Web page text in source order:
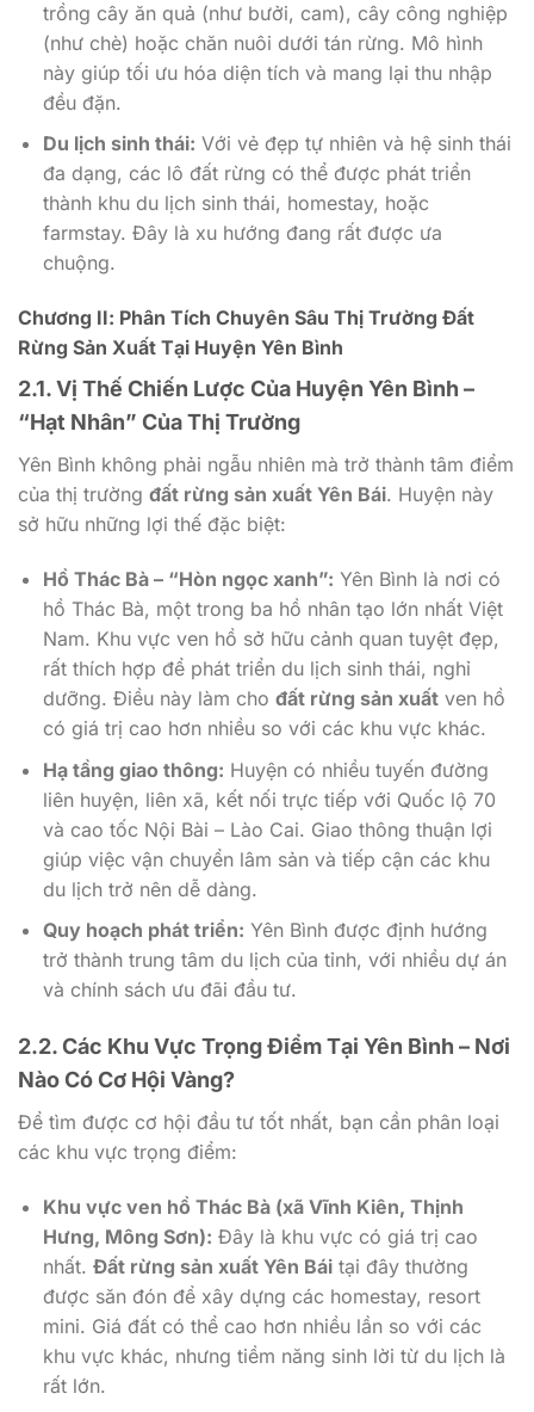
trồng cây ăn quả (như bưởi, cam), cây công nghiệp
(như chè) hoặc chăn nuôi dưới tán rừng. Mô hình
này giúp tối ưu hóa diện tích và mang lại thu nhập
đều đặn.
Du lịch sinh thái: Với vẻ đẹp tự nhiên và hệ sinh thái
đa dạng, các lô đất rừng có thể được phát triển
thành khu du lịch sinh thái, homestay, hoặc
farmstay. Đây là xu hướng đang rất được ưa
chuộng.
Chương II: Phân Tích Chuyên Sâu Thị Trường Đất
Rừng Sản Xuất Tại Huyện Yên Bình
2.1. Vị Thế Chiến Lược Của Huyện Yên Bình –
“Hạt Nhân” Của Thị Trường
Yên Bình không phải ngẫu nhiên mà trở thành tâm điểm
của thị trường đất rừng sản xuất Yên Bái. Huyện này
sở hữu những lợi thế đặc biệt:
Hồ Thác Bà – “Hòn ngọc xanh”: Yên Bình là nơi có
hồ Thác Bà, một trong ba hồ nhân tạo lớn nhất Việt
Nam. Khu vực ven hồ sở hữu cảnh quan tuyệt đẹp,
rất thích hợp để phát triển du lịch sinh thái, nghỉ
dưỡng. Điều này làm cho đất rừng sản xuấtven hồ
có giá trị cao hơn nhiều so với các khu vực khác.
Hạ tầng giao thông: Huyện có nhiều tuyến đường
liên huyện, liên xã, kết nối trực tiếp với Quốc lộ 70
và cao tốc Nội Bài – Lào Cai. Giao thông thuận lợi
giúp việc vận chuyển lâm sản và tiếp cận các khu
du lịch trở nên dễ dàng.
Quy hoạch phát triển: Yên Bình được định hướng
trở thành trung tâm du lịch của tỉnh, với nhiều dự án
và chính sách ưu đãi đầu tư.
2.2. Các Khu Vực Trọng Điểm Tại Yên Bình – Nơi
Nào Có Cơ Hội Vàng?
Để tìm được cơ hội đầu tư tốt nhất, bạn cần phân loại
các khu vực trọng điểm:
Khu vực ven hồ Thác Bà (xã Vĩnh Kiên, Thịnh
Hưng, Mông Sơn): Đây là khu vực có giá trị cao
nhất. Đất rừng sản xuất Yên Báitại đây thường
được săn đón để xây dựng các homestay, resort
mini. Giá đất có thể cao hơn nhiều lần so với các
khu vực khác, nhưng tiềm năng sinh lời từ du lịch là
rất lớn.